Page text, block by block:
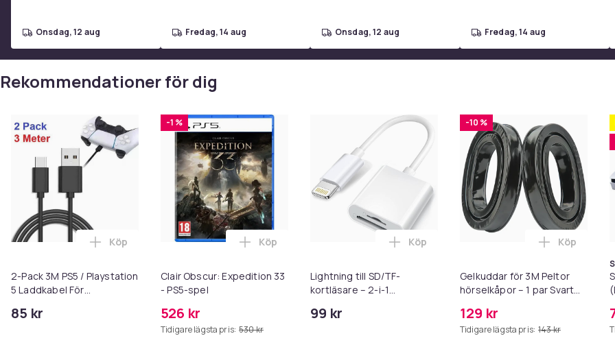
Ytterligare information
- Ekonomisk aktör ansvarig för försäljning: Se säljarens uppgifter på marknadsplatsen
Produktsäkerhetsinformation
onsdag, 12 aug fredag, 14 aug onsdag, 12 aug fredag, 14 aug
Rekommendationer för dig
2-Pack 3M PS5 / Playstation
5 Laddkabel För
85 kr
Lägg till 2-Pack 3M PS5 / Playstation 5 Laddkabel För handkontroll i varukorgen
Köp
-1 %
Clair Obscur: Expedition 33
- PS5-spel
526 kr
Tidigare lägsta pris: 530 kr
Lägg till Clair Obscur: Expedition 33 - PS5-spel i varukorgen
Köp
Lightning till SD/TF-
kortläsare – 2-i-1
iPhone/iPad
99 kr
Lägg till Lightning till SD/TF-kortläsare
Köp
-10 %
Gelkuddar för 3M Peltor
hörselkåpor – 1 par Svart
129 kr
Tidigare lägsta pris: 143 kr
Lägg till
Köp